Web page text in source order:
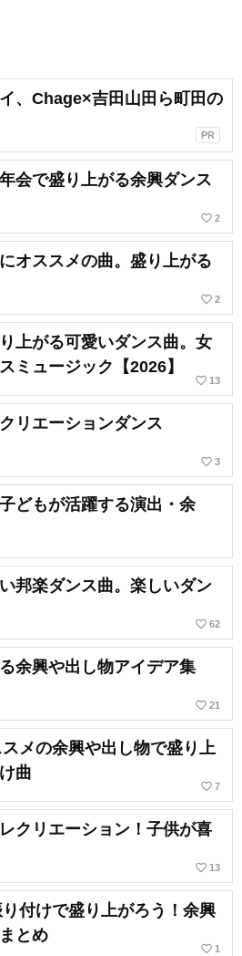
、Chage×吉田山田ら町田の
PR
会で盛り上がる余興ダンス
favorite_border 2
オススメの曲。盛り上がる
favorite_border 2
上がる可愛いダンス曲。女
ミュージック【2026】
favorite_border 13
リエーションダンス
favorite_border 3
どもが活躍する演出・余
邦楽ダンス曲。楽しいダン
favorite_border 62
余興や出し物アイデア集
favorite_border 21
スメの余興や出し物で盛り上
曲
favorite_border 7
クリエーション！子供が喜
favorite_border 13
り付けで盛り上がろう！余興
とめ
favorite_border 1